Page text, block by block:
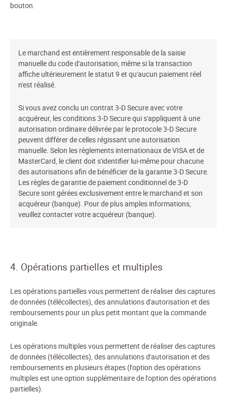
bouton.
Le marchand est entièrement responsable de la saisie
manuelle du code d'autorisation, même si la transaction
affiche ultérieurement le statut 9 et qu'aucun paiement réel
n'est réalisé.
Si vous avez conclu un contrat 3-D Secure avec votre
acquéreur, les conditions 3-D Secure qui s'appliquent à une
autorisation ordinaire délivrée par le protocole 3-D Secure
peuvent différer de celles régissant une autorisation
manuelle. Selon les règlements internationaux de VISA et de
MasterCard, le client doit s'identifier lui-même pour chacune
des autorisations afin de bénéficier de la garantie 3-D Secure.
Les règles de garantie de paiement conditionnel de 3-D
Secure sont gérées exclusivement entre le marchand et son
acquéreur (banque). Pour de plus amples informations,
veuillez contacter votre acquéreur (banque).
4. Opérations partielles et multiples
Les opérations partielles vous permettent de réaliser des captures
de données (télécollectes), des annulations d'autorisation et des
remboursements pour un plus petit montant que la commande
originale.
Les opérations multiples vous permettent de réaliser des captures
de données (télécollectes), des annulations d'autorisation et des
remboursements en plusieurs étapes (l'option des opérations
multiples est une option supplémentaire de l'option des opérations
partielles).